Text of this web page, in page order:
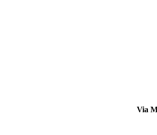
Via